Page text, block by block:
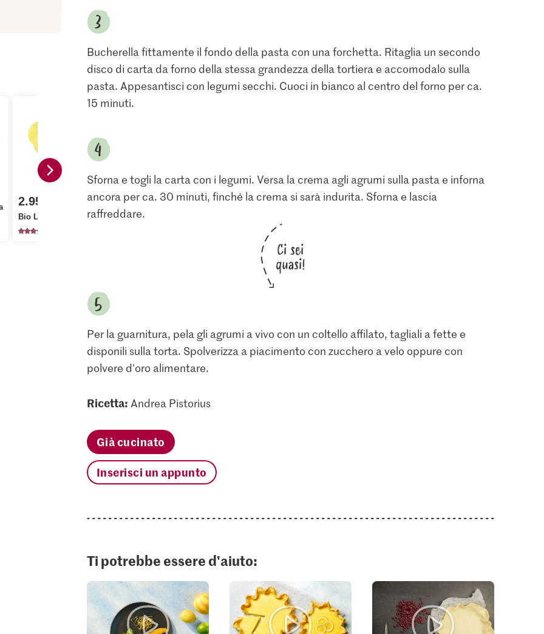
2.95
Bio Limoni
3.10
Bio Arance bionde
1.80
M-Classic IP-SUISSE
1146
3.70
Patissier Zucchero
Bucherella fittamente il fondo della pasta con una forchetta. Ritaglia un secondo
disco di carta da forno della stessa grandezza della tortiera e accomodalo sulla
pasta. Appesantisci con legumi secchi. Cuoci in bianco al centro del forno per ca.
15 minuti.
Sforna e togli la carta con i legumi. Versa la crema agli agrumi sulla pasta e inforna
ancora per ca. 30 minuti, finché la crema si sarà indurita. Sforna e lascia
raffreddare.
Ci sei
quasi!
Per la guarnitura, pela gli agrumi a vivo con un coltello affilato, tagliali a fette e
disponili sulla torta. Spolverizza a piacimento con zucchero a velo oppure con
polvere d'oro alimentare.
Ricetta: Andrea Pistorius
Già cucinato
Inserisci un appunto
Ti potrebbe essere d'aiuto: